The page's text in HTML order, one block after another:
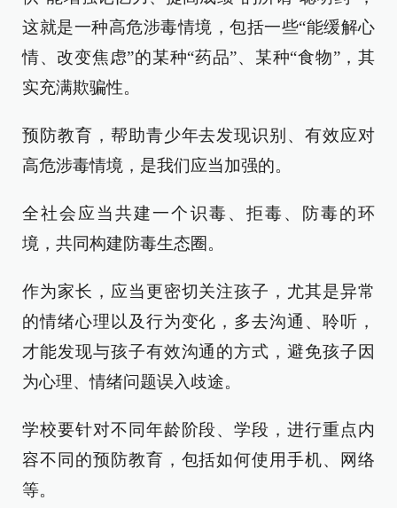
这就是一种高危涉毒情境，包括一些“能缓解心
情、改变焦虑”的某种“药品”、某种“食物”，其
实充满欺骗性。
预防教育，帮助青少年去发现识别、有效应对
高危涉毒情境，是我们应当加强的。
全社会应当共建一个识毒、拒毒、防毒的环
境，共同构建防毒生态圈。
作为家长，应当更密切关注孩子，尤其是异常
的情绪心理以及行为变化，多去沟通、聆听，
才能发现与孩子有效沟通的方式，避免孩子因
为心理、情绪问题误入歧途。
学校要针对不同年龄阶段、学段，进行重点内
容不同的预防教育，包括如何使用手机、网络
等。